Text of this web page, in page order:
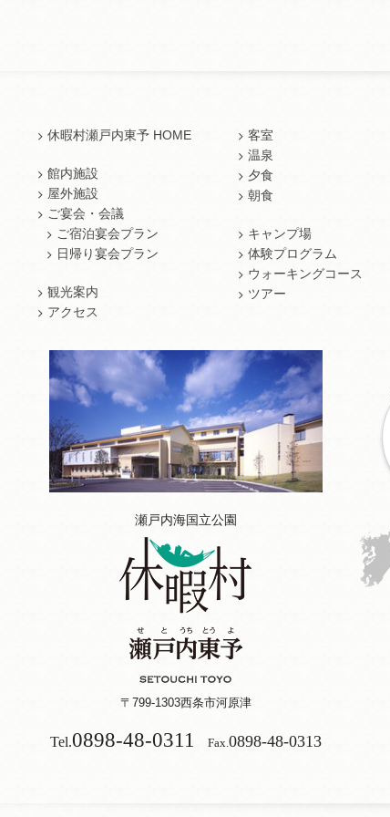
休暇村瀬戸内東予 HOME
館内施設
屋外施設
ご宴会・会議
ご宿泊宴会プラン
日帰り宴会プラン
観光案内
アクセス
客室
温泉
夕食
朝食
キャンプ場
体験プログラム
ウォーキングコース
ツアー
瀬戸内海国立公園
〒799-1303西条市河原津
Tel.0898-48-0311 Fax. 0898-48-0313